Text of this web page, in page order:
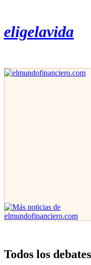
eligelavida
Todos los